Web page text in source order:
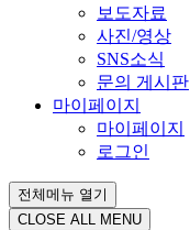
보도자료
사진/영상
SNS소식
문의 게시판
마이페이지
마이페이지
로그인
전체메뉴 열기
CLOSE ALL MENU